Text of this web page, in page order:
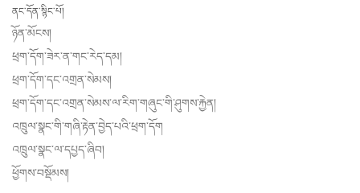
ནང་དོན་སྙིང་པོ།
ཉོན་མོངས།
ཕྲག་དོག་ཟེར་ན་གང་རེད་དམ།
ཕྲག་དོག་དང་འགྲན་སེམས།
ཕྲག་དོག་དང་འགྲན་སེམས་ལ་རིག་གཞུང་གི་ཤུགས་རྐྱེན།
འཁྲུལ་སྣང་གི་གཞི་རྟེན་བྱེད་པའི་ཕྲག་དོག
འཁྲུལ་སྣང་ལ་དཔྱད་ཞིབ།
ཕྱོགས་བསྡོམས།